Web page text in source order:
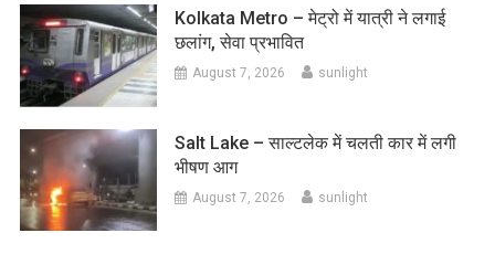
Kolkata Metro – मेट्रो में यात्री ने लगाई
छलांग, सेवा प्रभावित
August 7, 2026 sunlight
Salt Lake – साल्टलेक में चलती कार में लगी
भीषण आग
August 7, 2026 sunlight